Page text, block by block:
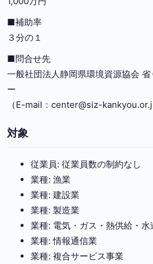
■補助率
３分の１
■問合せ先
一般社団法人静岡県環境資源協会
ー
（E-mail：center@siz-
対象
従業員: 従業員数の制約なし
業種: 漁業
業種: 建設業
業種: 製造業
業種: 電気・ガス・熱供給・水
業種: 情報通信業
業種: 複合サービス事業